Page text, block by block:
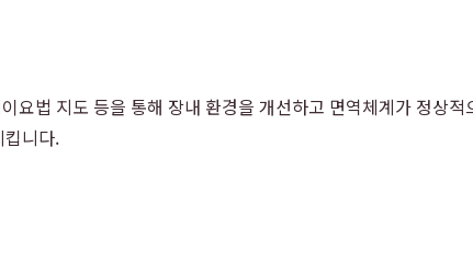
법 지도 등을 통해 장내 환경을 개선하고 면역체계가 정상
니다.